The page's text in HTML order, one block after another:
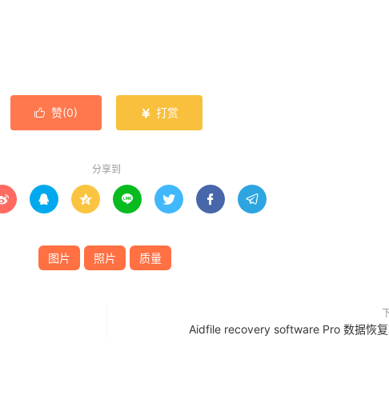
 赞(0)  打赏
分享到
     
图片 照片 质量
Aidfile recovery software Pro 数据恢